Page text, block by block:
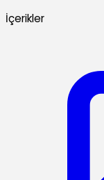
İçerikler